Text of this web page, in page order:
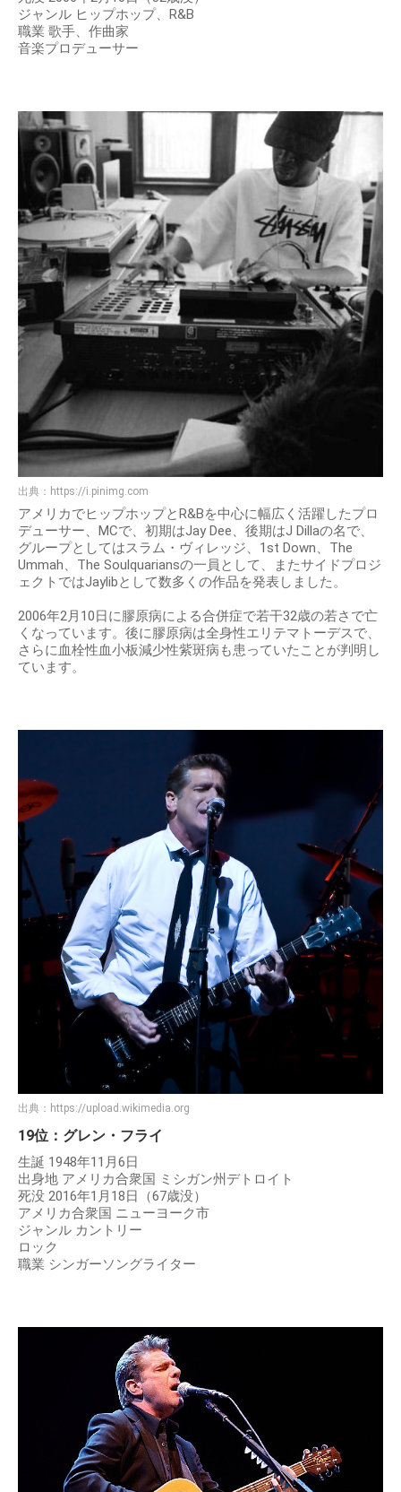
ジャンル ヒップホップ、R&B
職業 歌手、作曲家
音楽プロデューサー
出典： https://i.pinimg.com
アメリカでヒップホップとR&Bを中心に幅広く活躍したプロ
デューサー、MCで、初期はJay Dee、後期はJ Dillaの名で、
グループとしてはスラム・ヴィレッジ、1st Down、The
Ummah、The Soulquariansの一員として、またサイドプロジ
ェクトではJaylibとして数多くの作品を発表しました。
2006年2月10日に膠原病による合併症で若干32歳の若さで亡
くなっています。後に膠原病は全身性エリテマトーデスで、
さらに血栓性血小板減少性紫斑病も患っていたことが判明し
ています。
出典： https://upload.wikimedia.org
19位：グレン・フライ
生誕 1948年11月6日
出身地 アメリカ合衆国 ミシガン州デトロイト
死没 2016年1月18日（67歳没）
アメリカ合衆国 ニューヨーク市
ジャンル カントリー
ロック
職業 シンガーソングライター